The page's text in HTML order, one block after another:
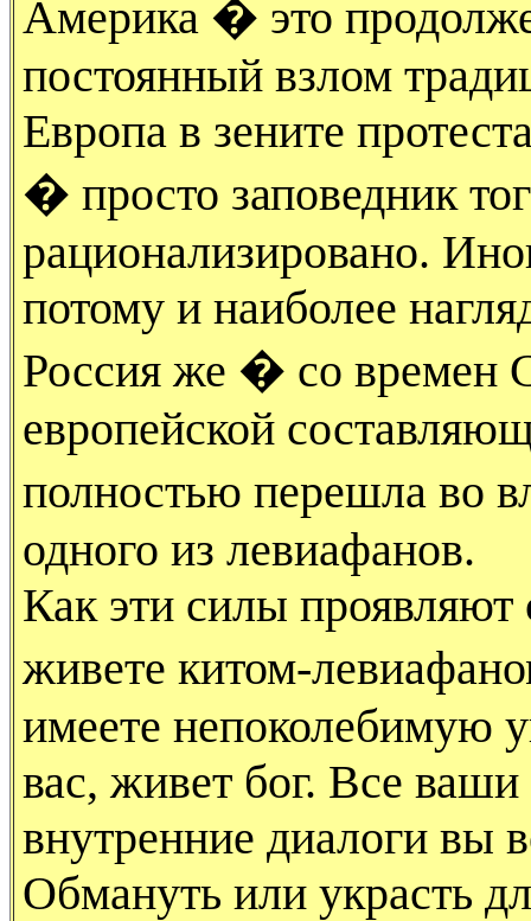
Америка � это
постоянный взлом
Европа в зените
� просто заповедник
рационализировано.
потому и наиболее
Россия же � со времен
европейской
полностью перешла во
одного из левиафанов.
Как эти силы проявляют
живете китом-
имеете непоколебимую
вас, живет бог. Все
внутренние диалоги вы
Обмануть или украсть